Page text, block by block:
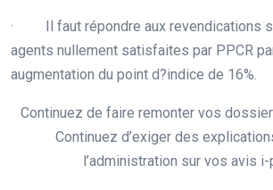
· Il faut répondre aux revendications
agents nullement satisfaites par PPCR
augmentation du point d?indice de 16%.
Continuez de faire remonter vos
Continuez d’exiger des
l’administration sur vos avis